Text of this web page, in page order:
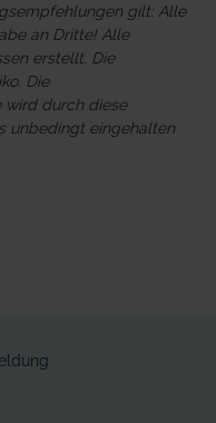
gilt: Alle
an Dritte! Alle
erstellt. Die
Die
wird durch diese
unbedingt eingehalten